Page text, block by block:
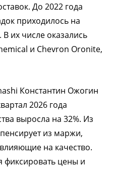
До 2022 года
приходилось на
их числе оказались
и Chevron Oronite,
Константин Ожогин
2026 года
выросла на 32%. Из
из маржи,
на качество.
фиксировать цены и